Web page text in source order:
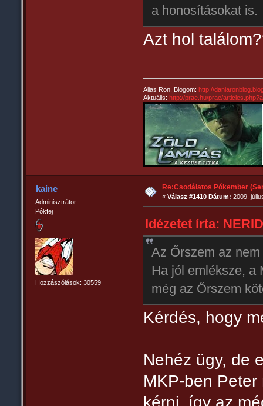
a honosításokat
Azt hol
Alias Ron. Blogom:http://
Aktuális:http://prae.hu/prae/
kaine
Adminisztrátor
Pókfej
Hozzászólások: 30559
Re:Csodálatos Pókember
«Válasz #1410 Dátum: 2009.
Idézetet írta:
Az Őrszem az
Ha jól emléksze, a
még az Őrszem
Kérdés, hogy
Nehéz ügy, de
MKP-ben
kérni, így az